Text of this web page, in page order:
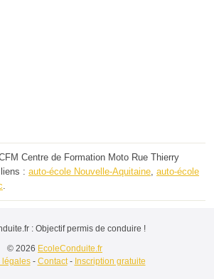
Centre de Formation Moto Rue Thierry
: auto-école Nouvelle-Aquitaine auto-école
: Objectif permis de conduire !
© 2026 EcoleConduite.fr
légales- Contact- Inscription gratuite